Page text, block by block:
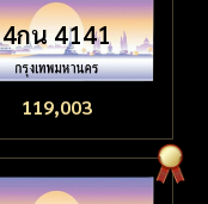
4กน 4141
119,003